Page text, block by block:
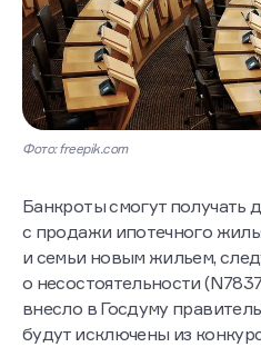
Фото: freepik.com
Банкроты смогут получать
с продажи ипотечного
и семьи новым жильем,
о несостоятельности
внесло в Госдуму
будут исключены из